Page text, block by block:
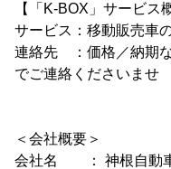
【「K-BOX」サービス
サービス：移動販売車
連絡先 ：価格／納期
でご連絡くださいませ
＜会社概要＞
会社名 ： 神根自動